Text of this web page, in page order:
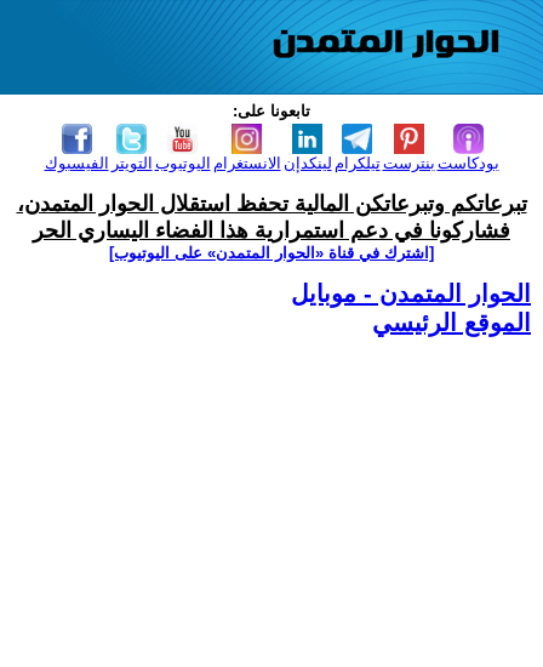
تابعونا على:
الفيسبوك التويتر اليوتيوب الانستغرام لينكدإن تيلكرامبنترست بودكاست
تبرعاتكم وتبرعاتكن المالية تحفظ استقلال الحوار المتمدن،
فشاركونا في دعم استمرارية هذا الفضاء اليساري الحر
[اشترك في قناة ‫«الحوار المتمدن» على اليوتيوب]
الحوار المتمدن - موبايل
الموقع الرئيسي